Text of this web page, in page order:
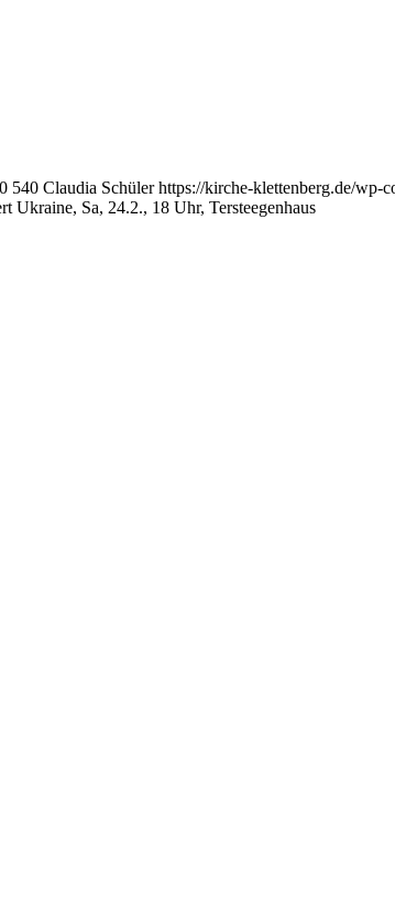
540 Claudia Schüler https://kirche-klettenberg.de/wp-
Ukraine, Sa, 24.2., 18 Uhr, Tersteegenhaus